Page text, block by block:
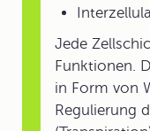
Jede
Funktionen.
in Form von
Regulierung